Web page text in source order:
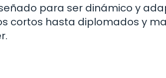
para ser dinámico y
cortos hasta diplomados y